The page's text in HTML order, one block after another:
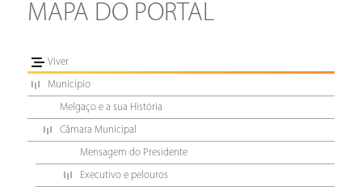
MAPA DO PORTAL
Viver
Município
Melgaço e a sua História
Câmara Municipal
Mensagem do Presidente
Executivo e pelouros